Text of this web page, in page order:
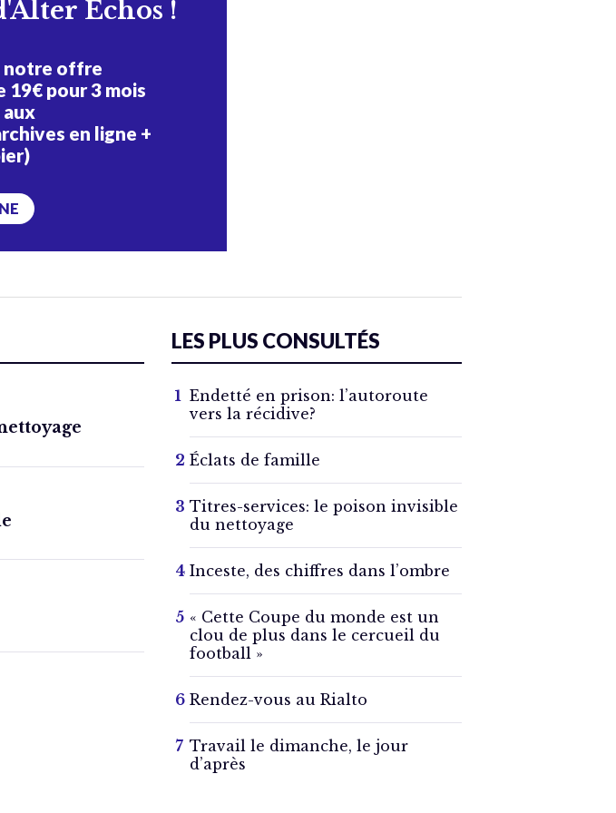
Échos !
notre offre
pour 3 mois
aux
en ligne +
LES PLUS CONSULTÉS
Endetté en prison: l’autoroute
vers la récidive?
Éclats de famille
Titres-services: le poison invisible
du nettoyage
Inceste, des chiffres dans l’ombre
« Cette Coupe du monde est un
clou de plus dans le cercueil du
football »
Rendez-vous au Rialto
Travail le dimanche, le jour
d’après